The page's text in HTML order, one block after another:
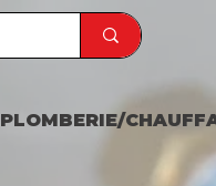
PLOMBERIE/